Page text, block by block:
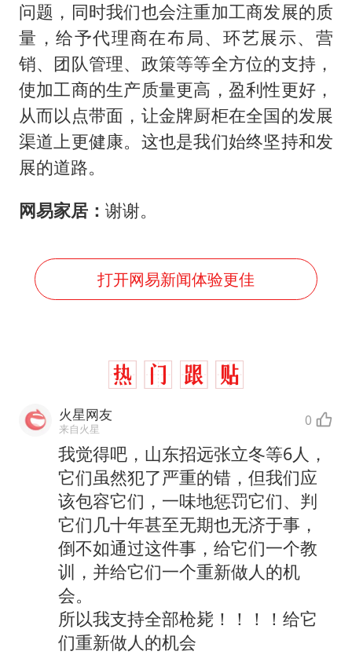
问题，同时我们也会注重加工商发展的质
量，给予代理商在布局、环艺展示、营
销、团队管理、政策等等全方位的支持，
使加工商的生产质量更高，盈利性更好，
从而以点带面，让金牌厨柜在全国的发展
渠道上更健康。这也是我们始终坚持和发
展的道路。
网易家居： 谢谢。
打开网易新闻体验更佳
火星网友
来自火星 0
我觉得吧，山东招远张立冬等6人，
它们虽然犯了严重的错，但我们应
该包容它们，一味地惩罚它们、判
它们几十年甚至无期也无济于事，
倒不如通过这件事，给它们一个教
训，并给它们一个重新做人的机
会。
所以我支持全部枪毙！！！！给它
们重新做人的机会